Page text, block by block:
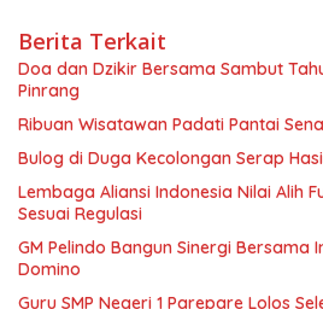
Berita Terkait
Doa dan Dzikir Bersama Sambut
Pinrang
Ribuan Wisatawan Padati Pantai
Bulog di Duga Kecolongan Serap
Lembaga Aliansi Indonesia Nilai Alih
Sesuai Regulasi
GM Pelindo Bangun Sinergi Bersama
Domino
Guru SMP Negeri 1 Parepare Lolos